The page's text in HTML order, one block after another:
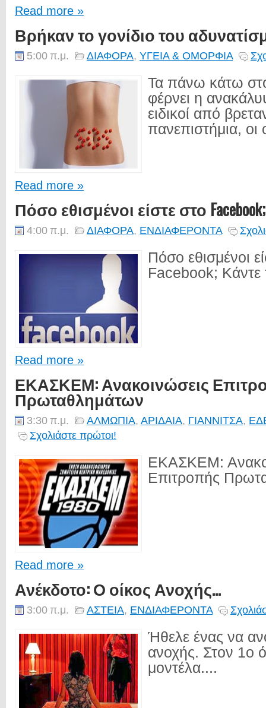
Read more »
Βρήκαν το γονίδιο του
5:00 π.μ. ΔΙΑΦΟΡΑ, ΥΓΕΙΑ & ΟΜΟΡΦΙΑ
Τα πάνω κάτω
φέρνει η
ειδικοί από
πανεπιστήμια, οι
Read more »
Πόσο εθισμένοι είστε στο
4:00 π.μ. ΔΙΑΦΟΡΑ, ΕΝΔΙΑΦΕΡΟΝΤΑ
Πόσο εθισμένοι
Facebook; Κάντε
Read more »
ΕΚΑΣΚΕΜ: Ανακοινώσεις
Πρωταθλημάτων
3:30 π.μ. ΑΛΜΩΠΙΑ, ΑΡΙΔΑΙΑ, ΓΙΑΝΝΙΤΣΑ,
Σχολιάστε πρώτοι!
ΕΚΑΣΚΕΜ:
Επιτροπής
Read more »
Ανέκδοτο: Ο οίκος Ανοχής...
3:00 π.μ. ΑΣΤΕΙΑ, ΕΝΔΙΑΦΕΡΟΝΤΑ
Ήθελε ένας να
ανοχής. Στον 1ο
μοντέλα....